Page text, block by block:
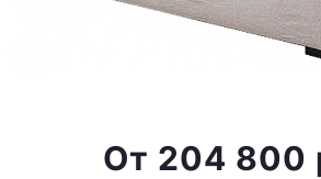
от 204 800